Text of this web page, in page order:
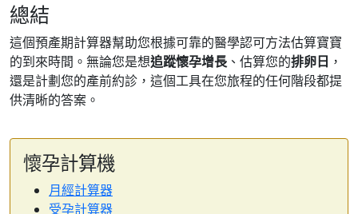
總結
這個預產期計算器幫助您根據可靠的醫學認可方法估算寶寶
的到來時間。無論您是想追蹤懷孕增長 、估算您的排卵日 ，
還是計劃您的產前約診，這個工具在您旅程的任何階段都提
供清晰的答案。
懷孕計算機
月經計算器
受孕計算器